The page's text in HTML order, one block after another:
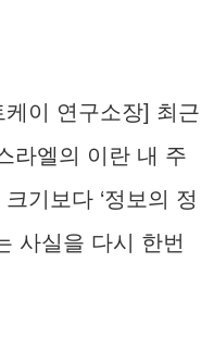
이 연구소장] 최근
라엘의 이란 내 주
기보다 ‘정보의 정
사실을 다시 한번